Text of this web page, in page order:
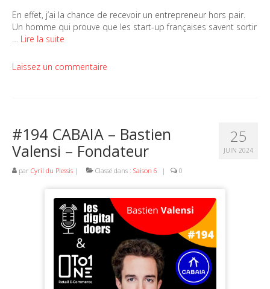
En effet, j’ai la chance de recevoir un entrepreneur hors pair.
Un homme qui prouve que les start-up françaises savent sortir
… Lire la suite
Laissez un commentaire
25
JUIN 2024
#194 CABAIA – Bastien
Valensi – Fondateur
par Cyril du Plessis | Classé dans : Saison 6 | 0